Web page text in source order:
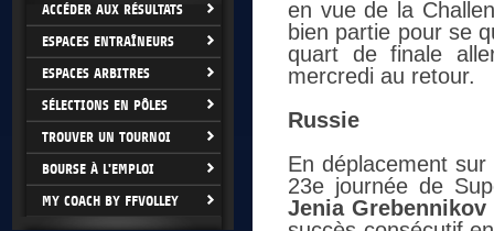
ACCÉDER AUX RÉSULTATS
ESPACES ENTRAÎNEURS
ESPACES ARBITRES
SÉLECTIONS EN PÔLES
TROUVER UN TOURNOI
BOURSE À L'EMPLOI
MY COACH BY FFVOLLEY
en vue de la
bien partie pour se
quart de finale
mercredi au retour.
Russie
En déplacement
23e journée de
Jenia Grebennikov